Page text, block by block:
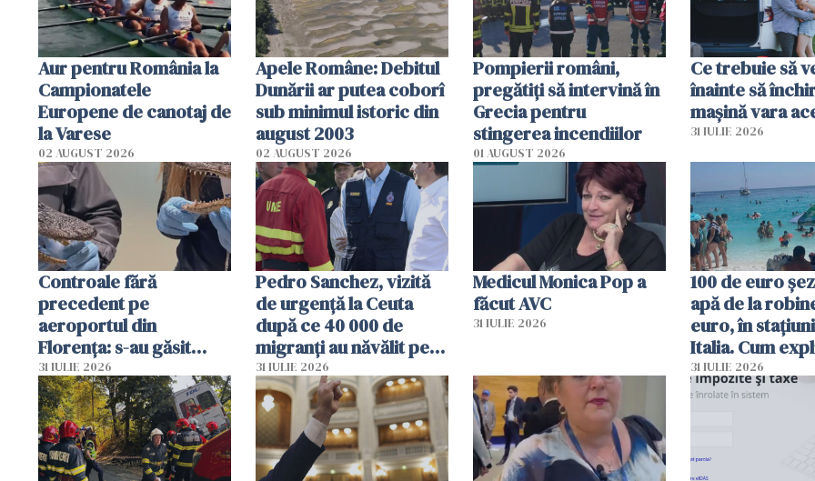
Aur pentru România la
Campionatele
Europene de canotaj de
la Varese
02 AUGUST 2026
Apele Române: Debitul
Dunării ar putea coborî
sub minimul istoric din
august 2003
02 AUGUST 2026
Pompierii români,
pregătiţi să intervină în
Grecia pentru
stingerea incendiilor
01 AUGUST 2026
Ce trebuie să
înainte să
mașină vara
31 IULIE 2026
Controale fără
precedent pe
aeroportul din
Florența: s-au găsit
capete de aligator și o
sumă imensă de bani
31 IULIE 2026
Pedro Sanchez, vizită
de urgență la Ceuta
după ce 40 000 de
migranți au năvălit pe
teritoriul spaniol: „Vom
mobiliza toate
resursele"
31 IULIE 2026
Medicul Monica Pop a
făcut AVC
31 IULIE 2026
100 de euro
apă de la
euro, în
Italia. Cum
autoritățile
31 IULIE 2026